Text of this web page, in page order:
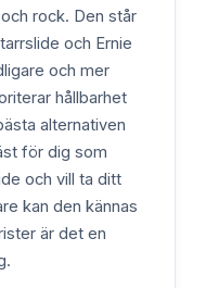
rock. Den står
och Ernie
och mer
hållbarhet
alternativen
för dig som
och vill ta ditt
kan den kännas
är det en